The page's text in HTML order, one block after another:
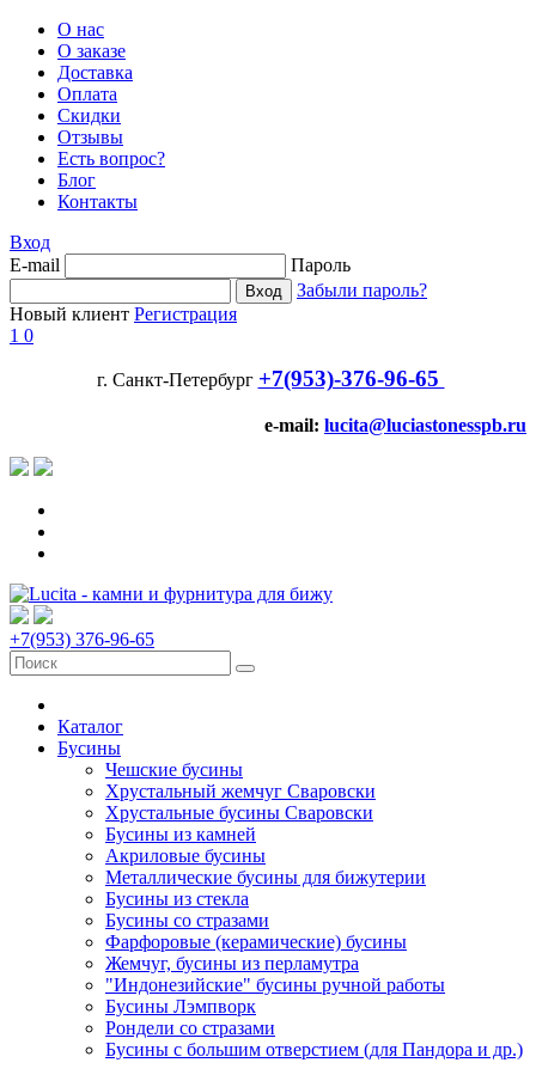
О нас
О заказе
Доставка
Оплата
Скидки
Отзывы
Есть вопрос?
Блог
Контакты
Вход
E-mail
Пароль
Забыли пароль?
Новый клиент Регистрация
1 0
г. Санкт-Петербург +7(953)-376-96-65
e-mail: lucita@luciastonesspb.ru
+7(953) 376-96-65
Каталог
Бусины
Чешские бусины
Хрустальный жемчуг Сваровски
Хрустальные бусины Сваровски
Бусины из камней
Акриловые бусины
Металлические бусины для бижутерии
Бусины из стекла
Бусины со стразами
Фарфоровые (керамические) бусины
Жемчуг, бусины из перламутра
"Индонезийские" бусины ручной работы
Бусины Лэмпворк
Рондели со стразами
Бусины с большим отверстием (для Пандора и др.)